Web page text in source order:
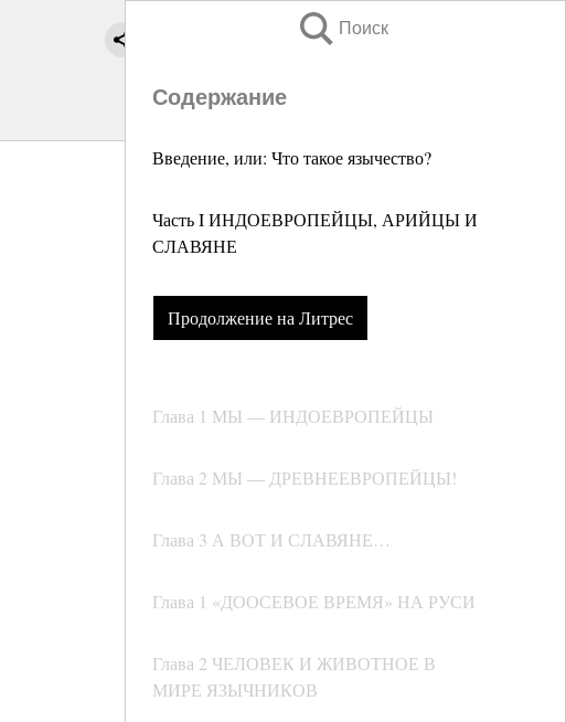
Поиск
Содержание
Введение, или: Что такое язычество?
Часть I ИНДОЕВРОПЕЙЦЫ, АРИЙЦЫ И
СЛАВЯНЕ
Продолжение на Литрес
Глава 1 МЫ — ИНДОЕВРОПЕЙЦЫ
Глава 2 МЫ — ДРЕВНЕЕВРОПЕЙЦЫ!
Глава 3 А ВОТ И СЛАВЯНЕ…
Глава 1 «ДООСЕВОЕ ВРЕМЯ» НА РУСИ
Глава 2 ЧЕЛОВЕК И ЖИВОТНОЕ В
МИРЕ ЯЗЫЧНИКОВ